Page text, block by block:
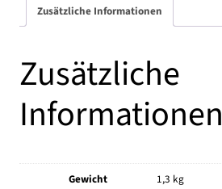
Zusätzliche Informationen
Zusätzliche
Informationen
Gewicht 1,3 kg